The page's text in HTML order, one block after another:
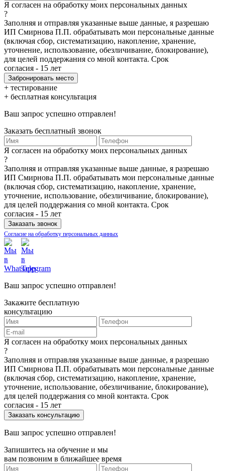
Я согласен на обработку моих персональных данных
?
Заполняя и отправляя указанные выше данные, я разрешаю
ИП Смирнова П.П. обрабатывать мои персональные данные
(включая сбор, систематизацию, накопление, хранение,
уточнение, использование, обезличивание, блокирование),
для целей поддержания со мной контакта. Срок
согласия - 15 лет
+ тестирование
+ бесплатная консультация
Ваш запрос успешно отправлен!
Заказать бесплатный звонок
Я согласен на обработку моих персональных данных
?
Заполняя и отправляя указанные выше данные, я разрешаю
ИП Смирнова П.П. обрабатывать мои персональные данные
(включая сбор, систематизацию, накопление, хранение,
уточнение, использование, обезличивание, блокирование),
для целей поддержания со мной контакта. Срок
согласия - 15 лет
Согласие на обработку персональных данных
Ваш запрос успешно отправлен!
Закажите бесплатную
консультацию
Я согласен на обработку моих персональных данных
?
Заполняя и отправляя указанные выше данные, я разрешаю
ИП Смирнова П.П. обрабатывать мои персональные данные
(включая сбор, систематизацию, накопление, хранение,
уточнение, использование, обезличивание, блокирование),
для целей поддержания со мной контакта. Срок
согласия - 15 лет
Ваш запрос успешно отправлен!
Запишитесь на обучение и мы
вам позвоним в ближайшее время